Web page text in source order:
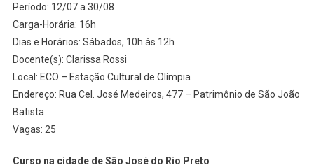
Período: 12/07 a 30/08
Carga-Horária: 16h
Dias e Horários: Sábados, 10h às 12h
Docente(s): Clarissa Rossi
Local: ECO – Estação Cultural de Olímpia
Endereço: Rua Cel. José Medeiros, 477 – Patrimônio de São João
Batista
Vagas: 25
Curso na cidade de São José do Rio Preto